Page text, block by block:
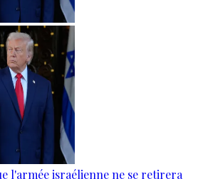
l'armée israélienne ne se retirera